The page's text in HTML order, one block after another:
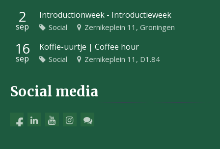
2
sep
Introductionweek - Introductieweek
Social Zernikeplein 11, Groningen
16
sep
Koffie-uurtje | Coffee hour
Social Zernikeplein 11, D1.84
Social media